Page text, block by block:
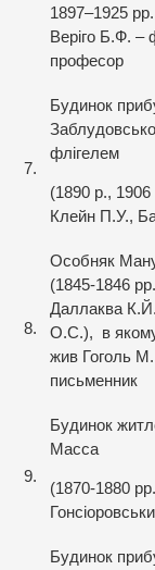
1897–1925
Веріго Б.Ф. –
професор
7.
Будинок
флігелем
(1890 р., 1906
Клейн П.У.,
8.
Особняк
(1845-1846
Даллаква
О.С.), в
жив Гоголь
письменник
9.
Будинок
Масса
(1870-1880
Будинок